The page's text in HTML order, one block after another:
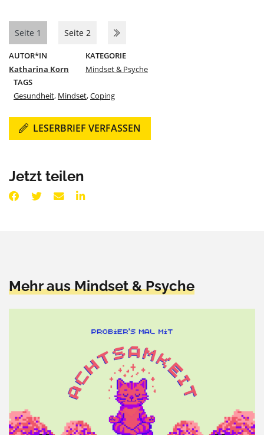
Seite 1 Seite 2
AUTOR*IN
Katharina Korn
KATEGORIE
Mindset & Psyche
TAGS
Gesundheit, Mindset,Coping
LESERBRIEF VERFASSEN
Jetzt teilen
Mehr aus Mindset & Psyche